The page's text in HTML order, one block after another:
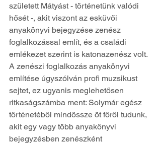
született Mátyást - történetünk valódi
hősét -, akit viszont az esküvői
anyakönyvi bejegyzése zenész
foglalkozással említ, és a családi
emlékezet szerint is katonazenész volt.
A zenészi foglalkozás anyakönyvi
említése úgyszólván profi muzsikust
sejtet, ez ugyanis meglehetősen
ritkaságszámba ment: Solymár egész
történetéből mindössze öt főről tudunk,
akit egy vagy több anyakönyvi
bejegyzésben zenészként